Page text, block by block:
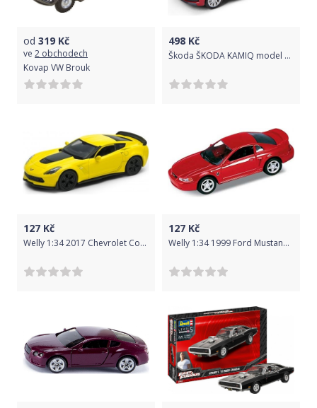
od 319 Kč
ve 2 obchodech
Kovap VW Brouk
498 Kč
Škoda ŠKODA KAMIQ model 1:43
127 Kč
Welly 1:34 2017 Chevrolet Corvette Z06 Žlutá
127 Kč
Welly 1:34 1999 Ford Mustang GT Žlutá